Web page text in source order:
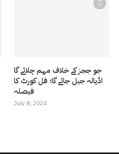
جو ججز کے خلاف مہم چلائے گا
اڈیالہ جیل جائے گا؛ فل کورٹ کا
فیصلہ
July 8, 2024